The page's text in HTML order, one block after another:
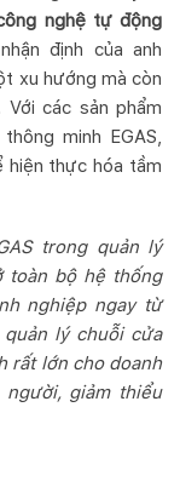
nghệ tự động
định của anh
xu hướng mà còn
các sản phẩm
minh EGAS,
thực hóa tầm
trong quản lý
toàn bộ hệ thống
nghiệp ngay từ
lý chuỗi cửa
rất lớn cho doanh
giảm thiểu